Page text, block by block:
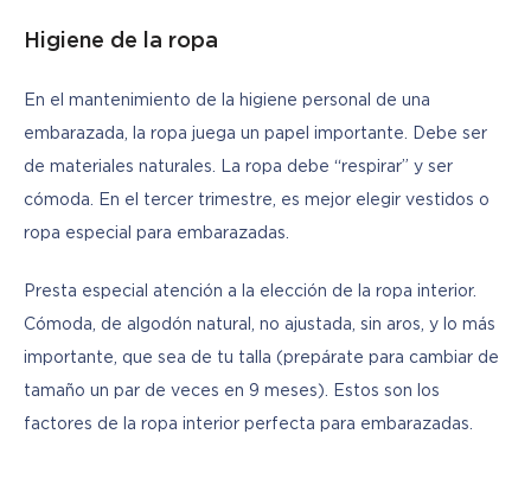
Higiene de la ropa
En el mantenimiento de la higiene personal de una
embarazada, la ropa juega un papel importante. Debe ser
de materiales naturales. La ropa debe “respirar” y ser
cómoda. En el tercer trimestre, es mejor elegir vestidos o
ropa especial para embarazadas.
Presta especial atención a la elección de la ropa interior.
Cómoda, de algodón natural, no ajustada, sin aros, y lo más
importante, que sea de tu talla (prepárate para cambiar de
tamaño un par de veces en 9 meses). Estos son los
factores de la ropa interior perfecta para embarazadas.